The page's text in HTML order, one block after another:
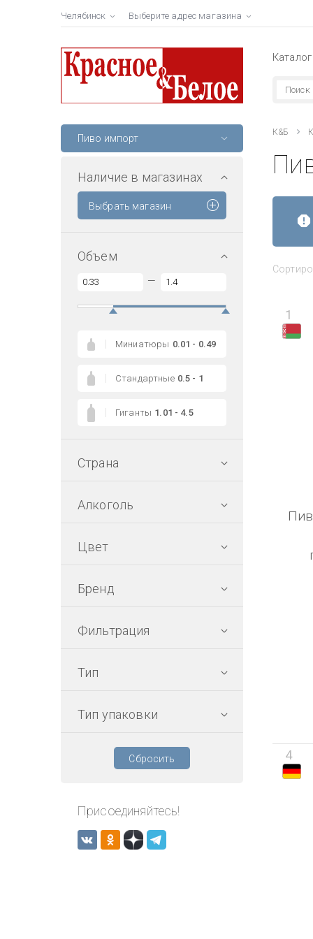
Челябинск Выберите адрес магазина
Каталог
Пиво импорт
Наличие в магазинах
Выбрать магазин
Объем
—
Миниатюры 0.01 - 0.49
Стандартные 0.5 - 1
Гиганты 1.01 - 4.5
Страна
Алкоголь
Цвет
Бренд
Фильтрация
Тип
Тип упаковки
Сбросить
Присоединяйтесь!
К&Б
1
4